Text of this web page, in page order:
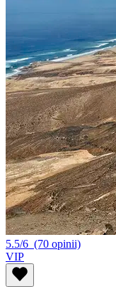
5.5/6 (70 opinii)
VIP